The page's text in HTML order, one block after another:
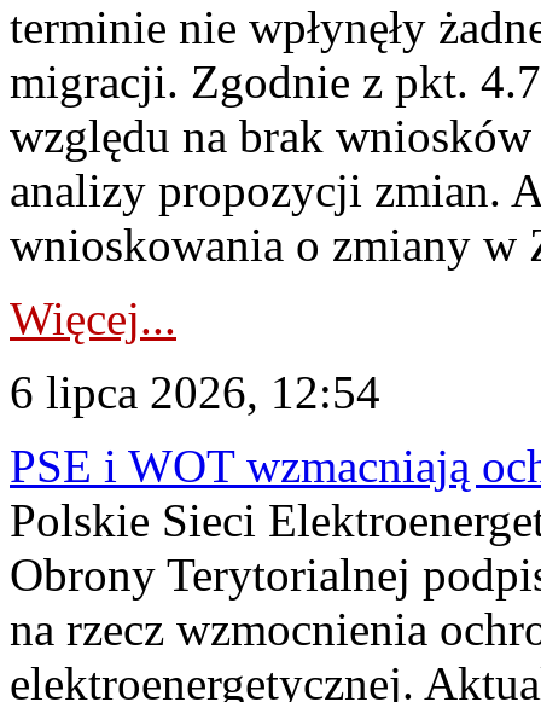
terminie nie wpłynęły
migracji. Zgodnie z pkt.
względu na brak
analizy propozycji zmian.
wnioskowania o zmiany w
Więcej...
6 lipca 2026, 12:54
PSE i WOT wzmacniają
Polskie Sieci
Obrony Terytorialnej
na rzecz wzmocnienia
elektroenergetycznej.